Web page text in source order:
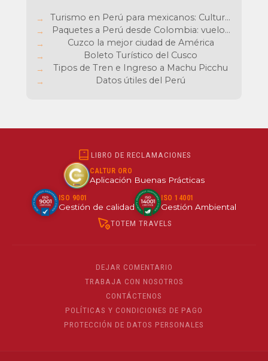
Turismo en Perú para mexicanos: Cultura,
aventura y sabores inolvidables
Paquetes a Perú desde Colombia: vuelos
baratos y experiencias únicas
Cuzco la mejor ciudad de América
Boleto Turístico del Cusco
Tipos de Tren e Ingreso a Machu Picchu
Datos útiles del Perú
LIBRO DE RECLAMACIONES
CALTUR ORO
Aplicación Buenas Prácticas
ISO 9001
Gestión de calidad
ISO 14001
Gestión Ambiental
TOTEM TRAVELS
DEJAR COMENTARIO
TRABAJA CON NOSOTROS
CONTÁCTENOS
POLÍTICAS Y CONDICIONES DE PAGO
PROTECCIÓN DE DATOS PERSONALES